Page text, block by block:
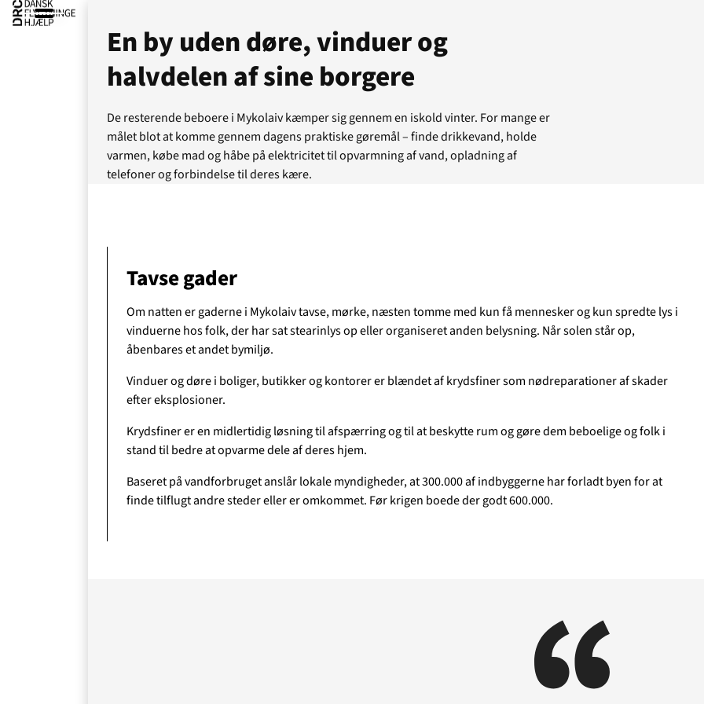
Aktuelt
Støt
Om os
KVINDER UKRAINE
En by uden døre, vinduer og
halvdelen af sine borgere
De resterende beboere i Mykolaiv kæmper sig gennem en iskold vinter. For mange er
målet blot at komme gennem dagens praktiske gøremål – finde drikkevand, holde
varmen, købe mad og håbe på elektricitet til opvarmning af vand, opladning af
telefoner og forbindelse til deres kære.
Tavse gader
Om natten er gaderne i Mykolaiv tavse, mørke, næsten tomme med kun få mennesker og kun spredte lys i
vinduerne hos folk, der har sat stearinlys op eller organiseret anden belysning. Når solen står op,
åbenbares et andet bymiljø.
Vinduer og døre i boliger, butikker og kontorer er blændet af krydsfiner som nødreparationer af skader
efter eksplosioner.
Krydsfiner er en midlertidig løsning til afspærring og til at beskytte rum og gøre dem beboelige og folk i
stand til bedre at opvarme dele af deres hjem.
Baseret på vandforbruget anslår lokale myndigheder, at 300.000 af indbyggerne har forladt byen for at
finde tilflugt andre steder eller er omkommet. Før krigen boede der godt 600.000.